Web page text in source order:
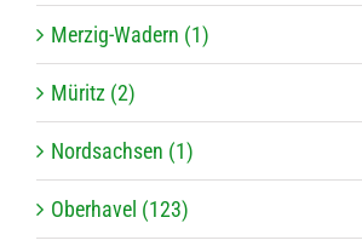
Merzig-Wadern (1)
Müritz (2)
Nordsachsen (1)
Oberhavel (123)